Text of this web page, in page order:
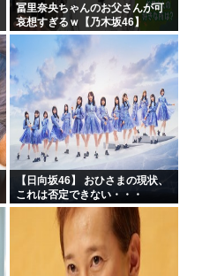
冨里奈央ちゃんのお父さんが可
哀想すぎるｗ【乃木坂46】
【日向坂46】 おひさまの現状、
これは否定できない・・・